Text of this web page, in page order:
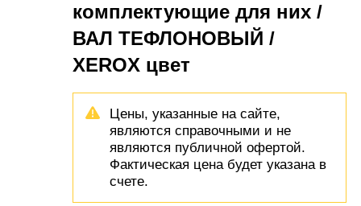
комплектующие для них /
ВАЛ ТЕФЛОНОВЫЙ /
XEROX цвет
Цены, указанные на сайте,
являются справочными и не
являются публичной офертой.
Фактическая цена будет указана в
счете.